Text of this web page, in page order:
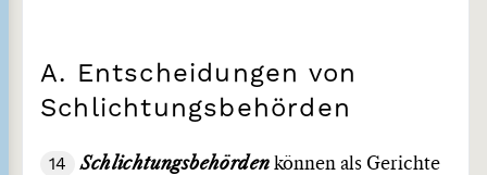
A. Entscheidungen von
Schlichtungsbehörden
14 Schlichtungsbehörden können als Gerichte